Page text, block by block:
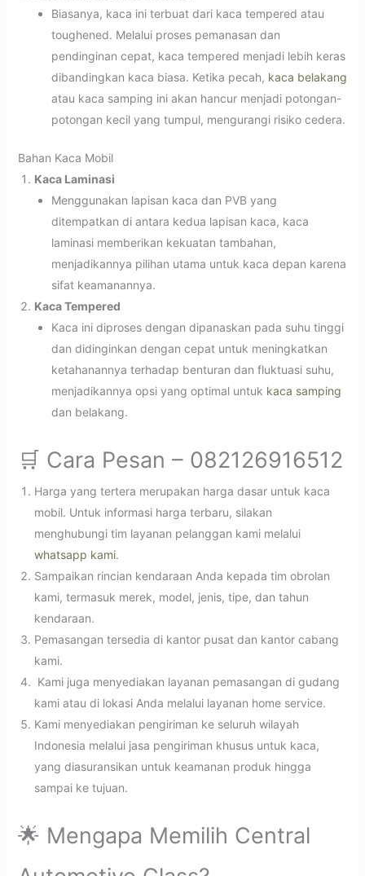
Biasanya, kaca ini terbuat dari kaca tempered atau
toughened. Melalui proses pemanasan dan
pendinginan cepat, kaca tempered menjadi lebih keras
dibandingkan kaca biasa. Ketika pecah, kaca belakang
atau kaca samping ini akan hancur menjadi potongan-
potongan kecil yang tumpul, mengurangi risiko cedera.
Bahan Kaca Mobil
Kaca Laminasi
Menggunakan lapisan kaca dan PVB yang
ditempatkan di antara kedua lapisan kaca, kaca
laminasi memberikan kekuatan tambahan,
menjadikannya pilihan utama untuk kaca depan karena
sifat keamanannya.
Kaca Tempered
Kaca ini diproses dengan dipanaskan pada suhu tinggi
dan didinginkan dengan cepat untuk meningkatkan
ketahanannya terhadap benturan dan fluktuasi suhu,
menjadikannya opsi yang optimal untuk kaca samping
dan belakang.
🛒 Cara Pesan – 082126916512
Harga yang tertera merupakan harga dasar untuk kaca
mobil. Untuk informasi harga terbaru, silakan
menghubungi tim layanan pelanggan kami melalui
whatsapp kami.
Sampaikan rincian kendaraan Anda kepada tim obrolan
kami, termasuk merek, model, jenis, tipe, dan tahun
kendaraan.
Pemasangan tersedia di kantor pusat dan kantor cabang
kami.
Kami juga menyediakan layanan pemasangan di gudang
kami atau di lokasi Anda melalui layanan home service.
Kami menyediakan pengiriman ke seluruh wilayah
Indonesia melalui jasa pengiriman khusus untuk kaca,
yang diasuransikan untuk keamanan produk hingga
sampai ke tujuan.
🌟 Mengapa Memilih Central